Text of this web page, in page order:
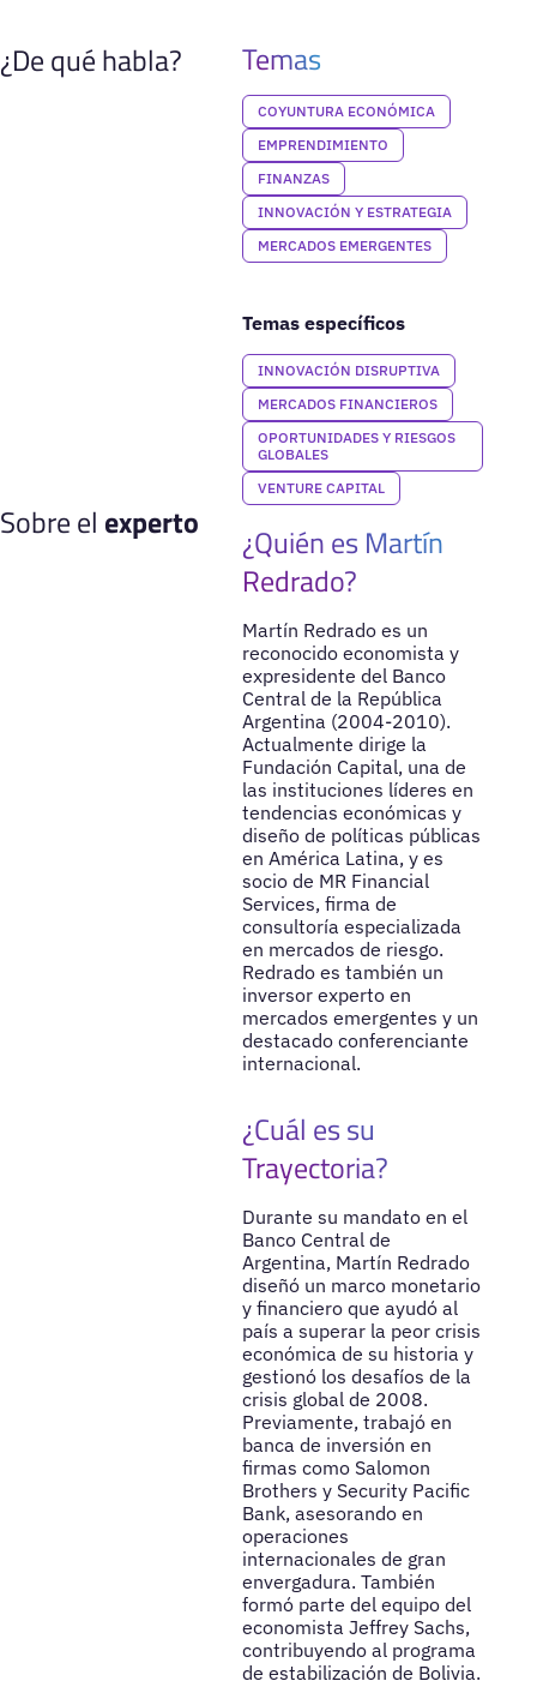
¿De qué habla? Temas
COYUNTURA ECONÓMICA
EMPRENDIMIENTO
FINANZAS
INNOVACIÓN Y ESTRATEGIA
MERCADOS EMERGENTES
Temas específicos
INNOVACIÓN DISRUPTIVA
MERCADOS FINANCIEROS
OPORTUNIDADES Y RIESGOS
GLOBALES
VENTURE CAPITAL
Sobre el experto
¿Quién es Martín
Redrado?
Martín Redrado es un
reconocido economista y
expresidente del Banco
Central de la República
Argentina (2004-2010).
Actualmente dirige la
Fundación Capital, una de
las instituciones líderes en
tendencias económicas y
diseño de políticas públicas
en América Latina, y es
socio de MR Financial
Services, firma de
consultoría especializada
en mercados de riesgo.
Redrado es también un
inversor experto en
mercados emergentes y un
destacado conferenciante
internacional.
¿Cuál es su
Trayectoria?
Durante su mandato en el
Banco Central de
Argentina, Martín Redrado
diseñó un marco monetario
y financiero que ayudó al
país a superar la peor crisis
económica de su historia y
gestionó los desafíos de la
crisis global de 2008.
Previamente, trabajó en
banca de inversión en
firmas como Salomon
Brothers y Security Pacific
Bank, asesorando en
operaciones
internacionales de gran
envergadura. También
formó parte del equipo del
economista Jeffrey Sachs,
contribuyendo al programa
de estabilización de Bolivia.